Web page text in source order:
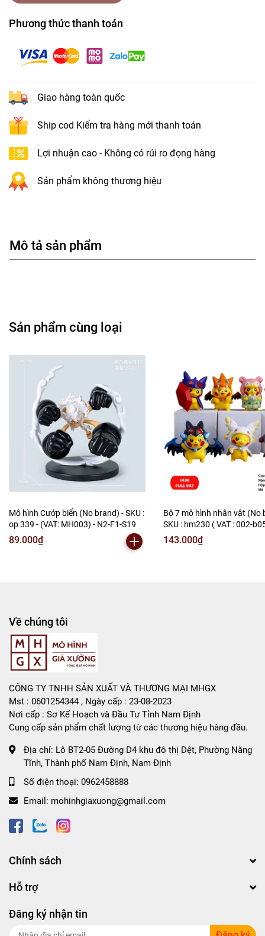
Phương thức thanh toán
Giao hàng toàn quốc
Ship cod Kiểm tra hàng mới thanh toán
Lợi nhuận cao - Không có rủi ro đọng hàng
Sản phẩm không thương hiệu
Mô tả sản phẩm
Sản phẩm cùng loại
Mô hình Cướp biển (No brand) - SKU :
op 339 - (VAT: MH003) - N2-F1-S19
89.000₫
Bộ 7 mô hình nhân vật (No
SKU : hm230 ( VAT : 002-
N2-B1-S3
143.000₫
Về chúng tôi
CÔNG TY TNHH SẢN XUẤT VÀ THƯƠNG MẠI MHGX
Mst : 0601254344 , Ngày cấp : 23-08-2023
Nơi cấp : Sơ Kế Hoạch và Đầu Tư Tỉnh Nam Định
Cung cấp sản phẩm chất lượng từ các thương hiệu hàng đầu.
Địa chỉ: Lô BT2-05 Đường D4 khu đô thị Dệt, Phường Năng
Tĩnh, Thành phố Nam Định, Nam Định
Số điện thoại: 0962458888
Email: mohinhgiaxuong@gmail.com
Chính sách
Hỗ trợ
Đăng ký nhận tin